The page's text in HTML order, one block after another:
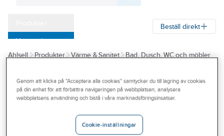
Varumärken
Kampanjer
Branscher
Beställ direkt
Ahlsell Produkter Värme & Sanitet
Bad, Dusch, WC och möbler
Reservdelar blandare
Mora reservdelar övrigt
Täckring INXX II,
Mora
Genom att klicka på "Acceptera alla cookies" samtycker du till lagring av cookies
på din enhet för att förbättra navigeringen på webbplatsen, analysera
webbplatsens användning och bistå i våra marknadsföringsinsatser.
Cookie-inställningar